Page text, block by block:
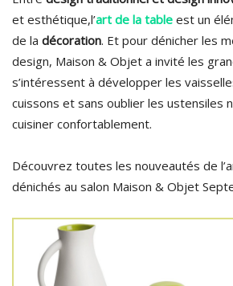
et esthétique,l’art de la table est un
de la décoration. Et pour dénicher les
design, Maison & Objet a invité les
s’intéressent à développer les
cuissons et sans oublier les ustensiles
cuisiner confortablement.
Découvrez toutes les nouveautés de
dénichés au salon Maison & Objet